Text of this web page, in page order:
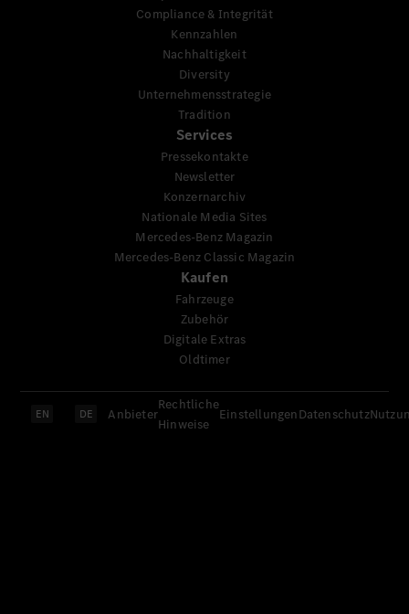
Compliance & Integrität
Kennzahlen
Nachhaltigkeit
Diversity
Unternehmensstrategie
Tradition
Services
Pressekontakte
Newsletter
Konzernarchiv
Nationale Media Sites
Mercedes-Benz Magazin
Mercedes-Benz Classic Magazin
Kaufen
Fahrzeuge
Zubehör
Digitale Extras
Oldtimer
EN DE Anbieter
Rechtliche
Hinweise
EinstellungenDatenschutz